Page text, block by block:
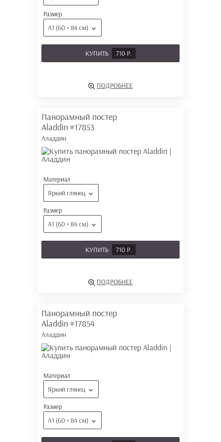
Размер
А1 (60 × 84 см)
КУПИТЬ 710 Р.
ПОДРОБНЕЕ
Панорамный постер
Aladdin #17853
Аладдин
Материал
Яркий глянец
Размер
А1 (60 × 84 см)
КУПИТЬ 710 Р.
ПОДРОБНЕЕ
Панорамный постер
Aladdin #17854
Аладдин
Материал
Яркий глянец
Размер
А1 (60 × 84 см)